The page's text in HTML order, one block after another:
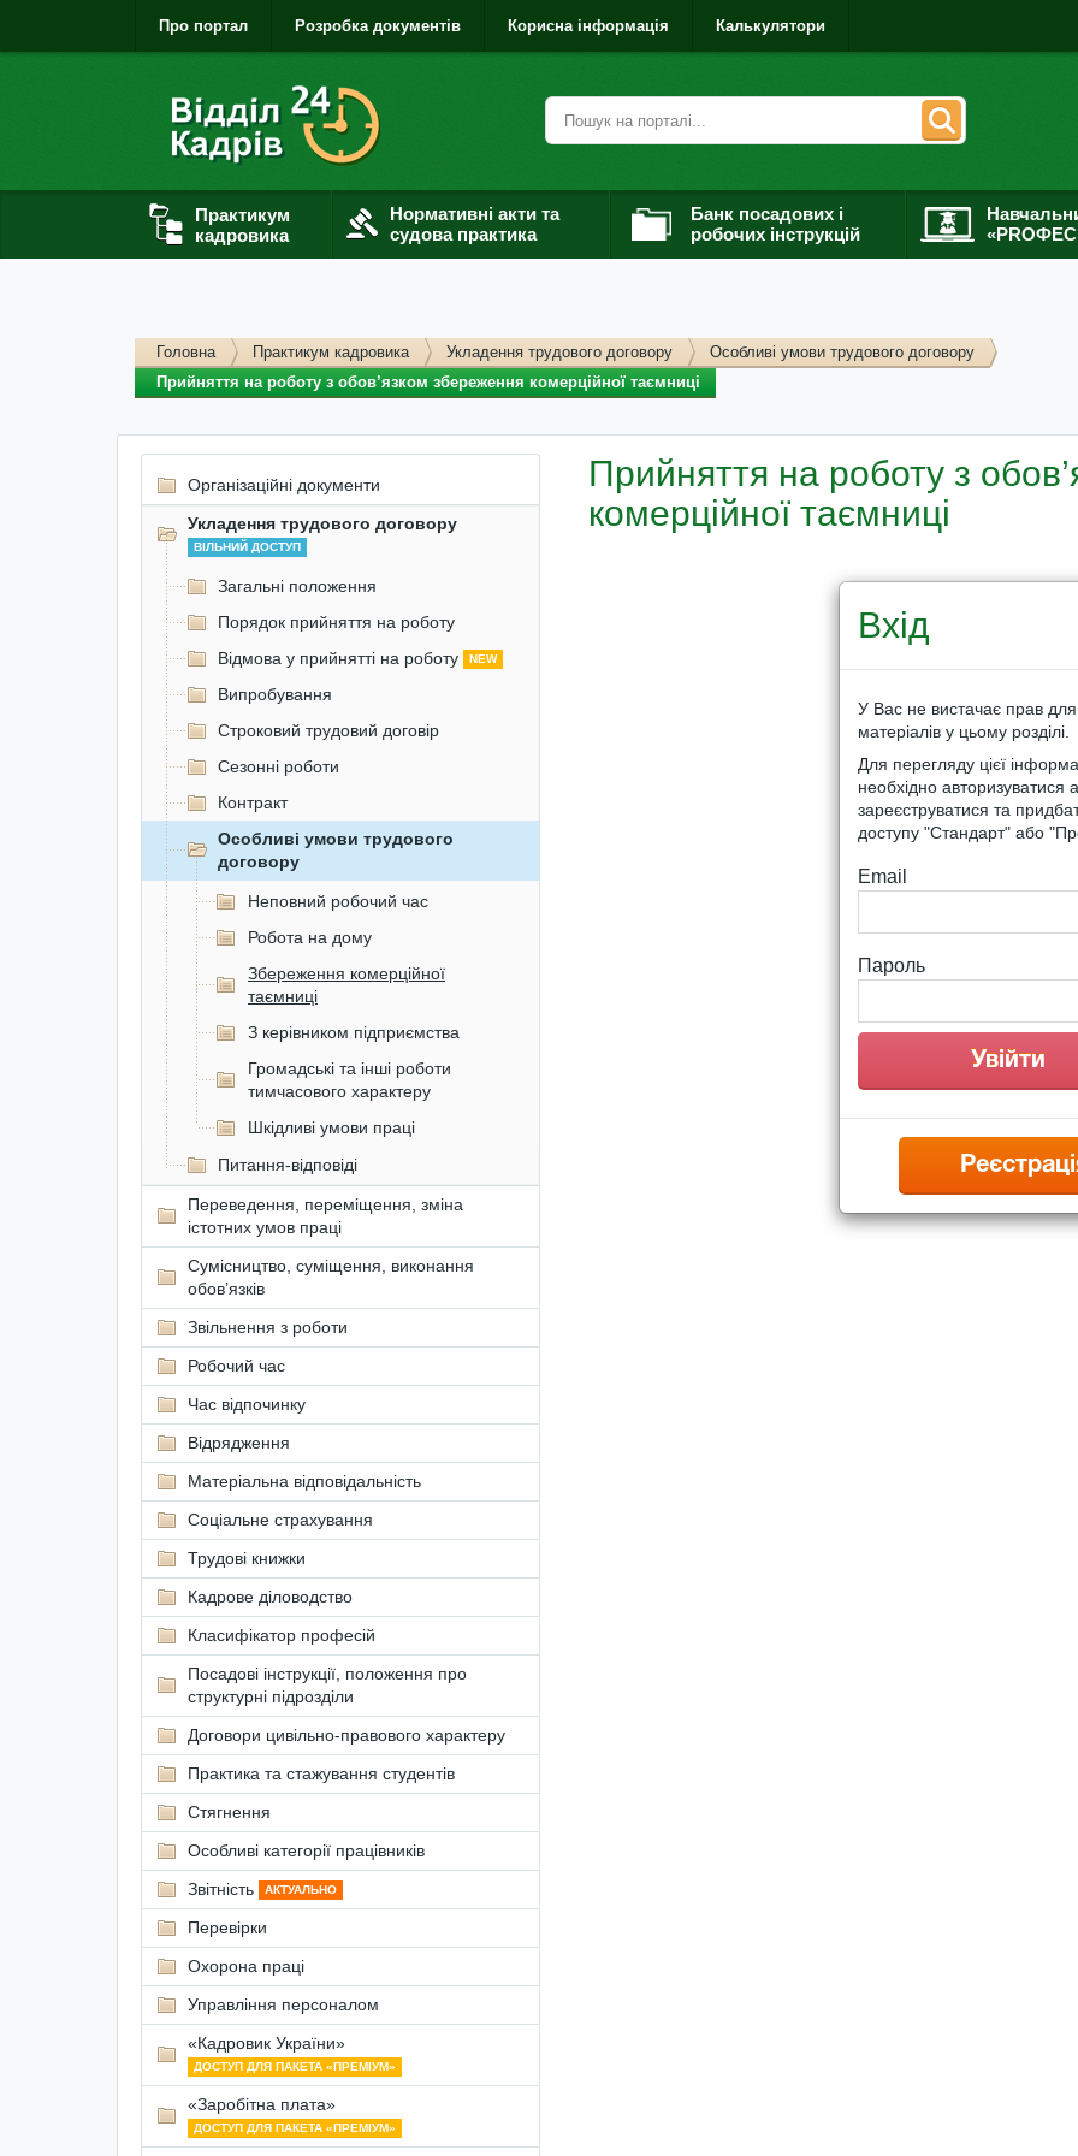
Про портал Розробка документів Корисна інформація Калькулятори
Практикум
кадровика
Нормативні акти та
судова практика
Банк посадових і
робочих інструкцій
Головна Практикум кадровика Укладення трудового договору
Особливі умови трудового договору
Прийняття на роботу з обов’язком збереження комерційної таємниці
Прийняття на роботу з
комерційної таємниці
Вхід
У Вас не вистачає прав
матеріалів у цьому розділі.
Для перегляду цієї
необхідно авторизуватися
зареєструватися та
доступу "Стандарт" або
Email
Пароль
Організаційні документи
Укладення трудового договору
ВІЛЬНИЙ ДОСТУП
Загальні положення
Порядок прийняття на роботу
Відмова у прийнятті на роботу
NEW
Випробування
Строковий трудовий договір
Сезонні роботи
Контракт
Особливі умови трудового
договору
Неповний робочий час
Робота на дому
Збереження комерційної
таємниці
З керівником підприємства
Громадські та інші роботи
тимчасового характеру
Шкідливі умови праці
Питання-відповіді
Переведення, переміщення, зміна
істотних умов праці
Сумісництво, суміщення, виконання
обов’язків
Звільнення з роботи
Робочий час
Час відпочинку
Відрядження
Матеріальна відповідальність
Соціальне страхування
Трудові книжки
Кадрове діловодство
Класифікатор професій
Посадові інструкції, положення про
структурні підрозділи
Договори цивільно-правового характеру
Практика та стажування студентів
Стягнення
Особливі категорії працівників
Звітність
АКТУАЛЬНО
Перевірки
Охорона праці
Управління персоналом
«Кадровик України»
ДОСТУП ДЛЯ ПАКЕТА «ПРЕМІУМ»
«Заробітна плата»
ДОСТУП ДЛЯ ПАКЕТА «ПРЕМІУМ»